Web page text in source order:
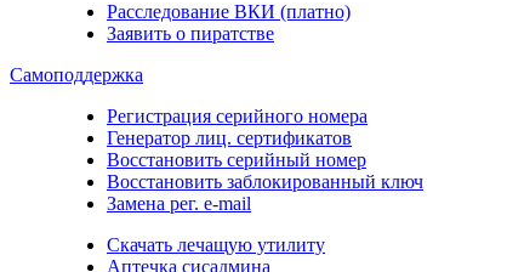
Расследование ВКИ (платно)
Заявить о пиратстве
Самоподдержка
Регистрация серийного номера
Генератор лиц. сертификатов
Восстановить серийный номер
Восстановить заблокированный ключ
Замена рег. e-mail
Скачать лечащую утилиту
Аптечка сисадмина